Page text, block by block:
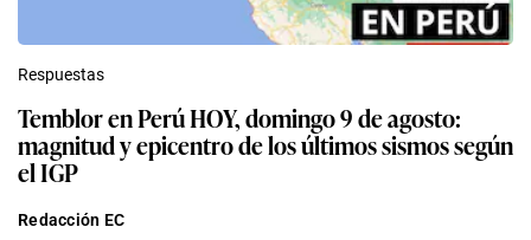
Respuestas
Temblor en Perú HOY, domingo 9 de agosto:
magnitud y epicentro de los últimos sismos según
el IGP
Redacción EC